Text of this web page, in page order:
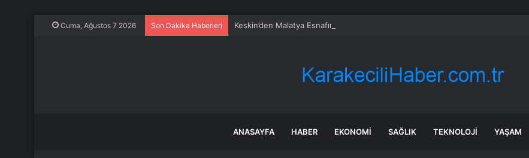
Cuma, Ağustos 7 2026 Son Dakika Haberleri Keskin’den Malatya Esnafına Destek Çağrısı
ANASAYFA HABER EKONOMI SAĞLIK TEKNOLOJI YAŞAM